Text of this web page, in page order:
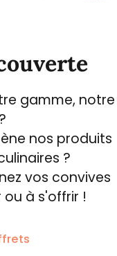
gamme, notre
nos produits
?
vos convives
à s'offrir !